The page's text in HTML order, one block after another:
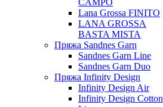
CAMPO
Lana Grossa FINITO
LANA GROSSA
BASTA MISTA
Пряжа Sandnes Garn
Sandnes Garn Line
Sandnes Garn Duo
Пряжа Infinity Design
Infinity Design Air
Infinity Design Cotton